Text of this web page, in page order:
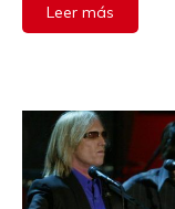
Leer más